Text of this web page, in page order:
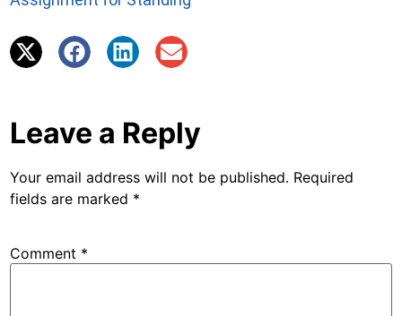
Leave a Reply
Your email address will not be published. Required
fields are marked *
Comment *